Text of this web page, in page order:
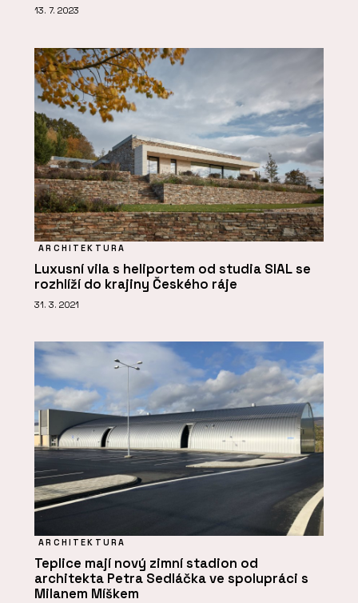
13. 7. 2023
ARCHITEKTURA
Luxusní vila s heliportem od studia SIAL se
rozhlíží do krajiny Českého ráje
31. 3. 2021
ARCHITEKTURA
Teplice mají nový zimní stadion od
architekta Petra Sedláčka ve spolupráci s
Milanem Míškem